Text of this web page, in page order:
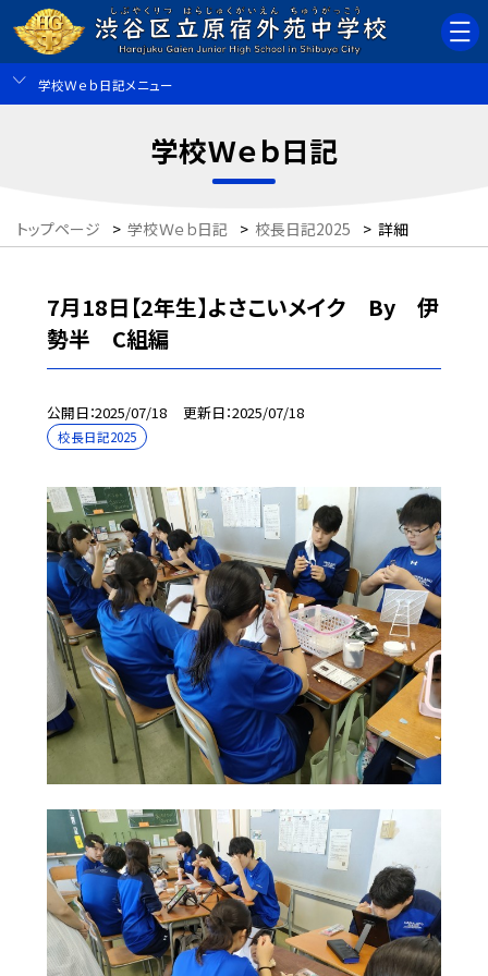
学校Ｗｅｂ日記メニュー
学校Ｗｅｂ日記
トップページ > 学校Ｗｅｂ日記 > 校長日記2025 > 詳細
7月18日【2年生】よさこいメイク By 伊
勢半 C組編
公開日 2025/07/18 更新日 2025/07/18
校長日記2025